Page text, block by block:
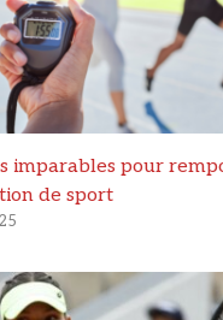
imparables pour
de sport